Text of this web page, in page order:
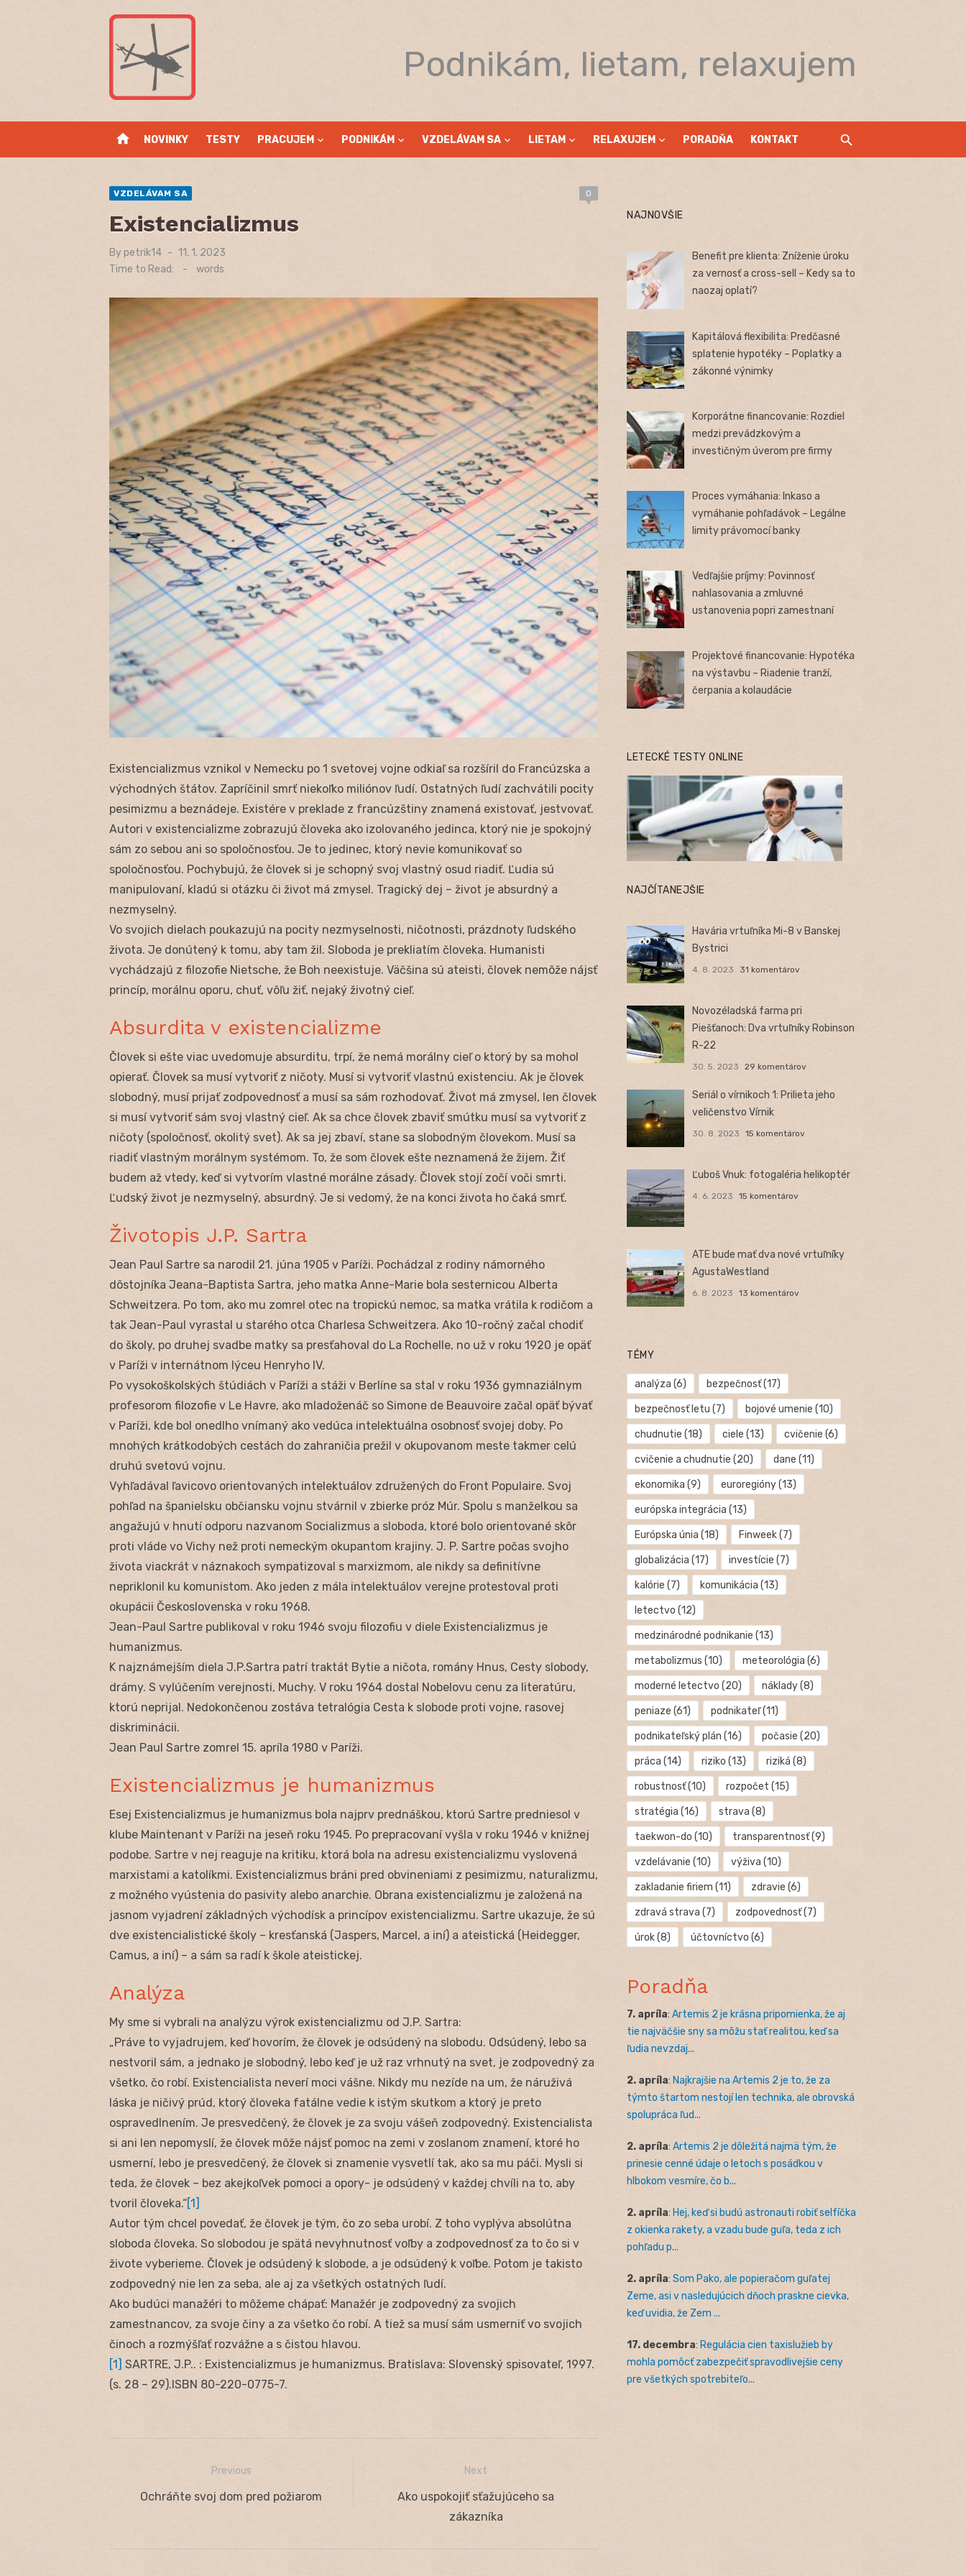
Podnikám, lietam, relaxujem
home NOVINKY TESTY PRACUJEM PODNIKÁM VZDELÁVAM SA LIETAM RELAXUJEM PORADŇA KONTAKT
VZDELÁVAM SA 0
Existencializmus
By petrik14
Posted
11. 1. 2023
Time to Read:
- words
Existencializmus vznikol v Nemecku po 1 svetovej vojne odkiaľ sa rozšíril do Francúzska a
východných štátov. Zapríčinil smrť niekoľko miliónov ľudí. Ostatných ľudí zachvátili pocity
pesimizmu a beznádeje. Existére v preklade z francúzštiny znamená existovať, jestvovať.
Autori v existencializme zobrazujú človeka ako izolovaného jedinca, ktorý nie je spokojný
sám zo sebou ani so spoločnosťou. Je to jedinec, ktorý nevie komunikovať so
spoločnosťou. Pochybujú, že človek si je schopný svoj vlastný osud riadiť. Ľudia sú
manipulovaní, kladú si otázku či život má zmysel. Tragický dej – život je absurdný a
nezmyselný.
Vo svojich dielach poukazujú na pocity nezmyselnosti, ničotnosti, prázdnoty ľudského
života. Je donútený k tomu, aby tam žil. Sloboda je prekliatím človeka. Humanisti
vychádzajú z filozofie Nietsche, že Boh neexistuje. Väčšina sú ateisti, človek nemôže nájsť
princíp, morálnu oporu, chuť, vôľu žiť, nejaký životný cieľ.
Absurdita v existencializme
Človek si ešte viac uvedomuje absurditu, trpí, že nemá morálny cieľ o ktorý by sa mohol
opierať. Človek sa musí vytvoriť z ničoty. Musí si vytvoriť vlastnú existenciu. Ak je človek
slobodný, musí prijať zodpovednosť a musí sa sám rozhodovať. Život má zmysel, len človek
si musí vytvoriť sám svoj vlastný cieľ. Ak sa chce človek zbaviť smútku musí sa vytvoriť z
ničoty (spoločnosť, okolitý svet). Ak sa jej zbaví, stane sa slobodným človekom. Musí sa
riadiť vlastným morálnym systémom. To, že som človek ešte neznamená že žijem. Žiť
budem až vtedy, keď si vytvorím vlastné morálne zásady. Človek stojí zočí voči smrti.
Ľudský život je nezmyselný, absurdný. Je si vedomý, že na konci života ho čaká smrť.
Životopis J.P. Sartra
Jean Paul Sartre sa narodil 21. júna 1905 v Paríži. Pochádzal z rodiny námorného
dôstojníka Jeana-Baptista Sartra, jeho matka Anne-Marie bola sesternicou Alberta
Schweitzera. Po tom, ako mu zomrel otec na tropickú nemoc, sa matka vrátila k rodičom a
tak Jean-Paul vyrastal u starého otca Charlesa Schweitzera. Ako 10-ročný začal chodiť
do školy, po druhej svadbe matky sa presťahoval do La Rochelle, no už v roku 1920 je opäť
v Paríži v internátnom lýceu Henryho IV.
Po vysokoškolských štúdiách v Paríži a stáži v Berlíne sa stal v roku 1936 gymnaziálnym
profesorom filozofie v Le Havre, ako mladoženáč so Simone de Beauvoire začal opäť bývať
v Paríži, kde bol onedlho vnímaný ako vedúca intelektuálna osobnosť svojej doby. Po
mnohých krátkodobých cestách do zahraničia prežil v okupovanom meste takmer celú
druhú svetovú vojnu.
Vyhľadával ľavicovo orientovaných intelektuálov združených do Front Populaire. Svoj
pohľad na španielsku občiansku vojnu stvárnil v zbierke próz Múr. Spolu s manželkou sa
angažujú v hnutí odporu nazvanom Socializmus a sloboda, ktoré bolo orientované skôr
proti vláde vo Vichy než proti nemeckým okupantom krajiny. J. P. Sartre počas svojho
života viackrát v náznakoch sympatizoval s marxizmom, ale nikdy sa definitívne
nepriklonil ku komunistom. Ako jeden z mála intelektuálov verejne protestoval proti
okupácii Československa v roku 1968.
Jean-Paul Sartre publikoval v roku 1946 svoju filozofiu v diele Existencializmus je
humanizmus.
K najznámejším diela J.P.Sartra patrí traktát Bytie a ničota, romány Hnus, Cesty slobody,
drámy. S vylúčením verejnosti, Muchy. V roku 1964 dostal Nobelovu cenu za literatúru,
ktorú neprijal. Nedokončenou zostáva tetralógia Cesta k slobode proti vojne, rasovej
diskriminácii.
Jean Paul Sartre zomrel 15. apríla 1980 v Paríži.
Existencializmus je humanizmus
Esej Existencializmus je humanizmus bola najprv prednáškou, ktorú Sartre predniesol v
klube Maintenant v Paríži na jeseň roku 1945. Po prepracovaní vyšla v roku 1946 v knižnej
podobe. Sartre v nej reaguje na kritiku, ktorá bola na adresu existencializmu vyslovená
marxistami a katolíkmi. Existencializmus bráni pred obvineniami z pesimizmu, naturalizmu,
z možného vyústenia do pasivity alebo anarchie. Obrana existencializmu je založená na
jasnom vyjadrení základných východísk a princípov existencializmu. Sartre ukazuje, že sú
dve existencialistické školy – kresťanská (Jaspers, Marcel, a iní) a ateistická (Heidegger,
Camus, a iní) – a sám sa radí k škole ateistickej.
Analýza
My sme si vybrali na analýzu výrok existencializmu od J.P. Sartra:
„Práve to vyjadrujem, keď hovorím, že človek je odsúdený na slobodu. Odsúdený, lebo sa
nestvoril sám, a jednako je slobodný, lebo keď je už raz vrhnutý na svet, je zodpovedný za
všetko, čo robí. Existencialista neverí moci vášne. Nikdy mu nezíde na um, že náruživá
láska je ničivý prúd, ktorý človeka fatálne vedie k istým skutkom a ktorý je preto
ospravedlnením. Je presvedčený, že človek je za svoju vášeň zodpovedný. Existencialista
si ani len nepomyslí, že človek môže nájsť pomoc na zemi v zoslanom znamení, ktoré ho
usmerní, lebo je presvedčený, že človek si znamenie vysvetlí tak, ako sa mu páči. Mysli si
teda, že človek – bez akejkoľvek pomoci a opory- je odsúdený v každej chvíli na to, aby
tvoril človeka.“[1]
Autor tým chcel povedať, že človek je tým, čo zo seba urobí. Z toho vyplýva absolútna
sloboda človeka. So slobodou je spätá nevyhnutnosť voľby a zodpovednosť za to čo si v
živote vyberieme. Človek je odsúdený k slobode, a je odsúdený k voľbe. Potom je takisto
zodpovedný nie len za seba, ale aj za všetkých ostatných ľudí.
Ako budúci manažéri to môžeme chápať: Manažér je zodpovedný za svojich
zamestnancov, za svoje činy a za všetko čo robí. A tiež sa musí sám usmerniť vo svojich
činoch a rozmýšľať rozvážne a s čistou hlavou.
[1] SARTRE, J.P.. : Existencializmus je humanizmus. Bratislava: Slovenský spisovateľ, 1997.
(s. 28 – 29).ISBN 80-220-0775-7.
Navigácia
Previous
Previous
Ochráňte svoj dom pred požiarom
Next
NextAko uspokojiť sťažujúceho sa
zákazníka
NAJNOVŠIE
Benefit pre klienta: Zníženie úroku
za vernosť a cross-sell – Kedy sa to
naozaj oplatí?
Kapitálová flexibilita: Predčasné
splatenie hypotéky – Poplatky a
zákonné výnimky
Korporátne financovanie: Rozdiel
medzi prevádzkovým a
investičným úverom pre firmy
Proces vymáhania: Inkaso a
vymáhanie pohľadávok – Legálne
limity právomocí banky
Vedľajšie príjmy: Povinnosť
nahlasovania a zmluvné
ustanovenia popri zamestnaní
Projektové financovanie: Hypotéka
na výstavbu – Riadenie tranží,
čerpania a kolaudácie
LETECKÉ TESTY ONLINE
NAJČÍTANEJŠIE
Havária vrtuľníka Mi-8 v Banskej
Bystrici
4. 8. 2023 31 komentárov
Novozéladská farma pri
Piešťanoch: Dva vrtuľníky Robinson
R-22
30. 5. 2023 29 komentárov
Seriál o vírnikoch 1: Prilieta jeho
veličenstvo Vírnik
30. 8. 2023 15 komentárov
Ľuboš Vnuk: fotogaléria helikoptér
4. 6. 2023 15 komentárov
ATE bude mať dva nové vrtuľníky
AgustaWestland
6. 8. 2023 13 komentárov
TÉMY
analýza (6) bezpečnosť(17)
bezpečnosť letu (7) bojové umenie (10)
chudnutie (18) ciele (13) cvičenie (6)
cvičenie a chudnutie (20) dane (11)
ekonomika (9) euroregióny(13)
európska integrácia (13)
Európska únia (18) Finweek(7)
globalizácia (17) investície (7)
kalórie (7) komunikácia (13)
letectvo (12)
medzinárodné podnikanie (13)
metabolizmus (10) meteorológia (6)
moderné letectvo (20) náklady(8)
peniaze (61) podnikateľ(11)
podnikateľský plán (16) počasie (20)
práca (14) riziko (13) riziká (8)
robustnosť(10) rozpočet (15)
stratégia (16) strava (8)
taekwon-do (10) transparentnosť(9)
vzdelávanie (10) výživa (10)
zakladanie firiem (11) zdravie (6)
zdravá strava (7) zodpovednosť(7)
úrok(8) účtovníctvo (6)
Poradňa
7. apríla: Artemis 2 je krásna pripomienka, že aj
tie najväčšie sny sa môžu stať realitou, keď sa
ľudia nevzdaj...
2. apríla: Najkrajšie na Artemis 2 je to, že za
týmto štartom nestojí len technika, ale obrovská
spolupráca ľud...
2. apríla: Artemis 2 je dôležitá najmä tým, že
prinesie cenné údaje o letoch s posádkou v
hlbokom vesmíre, čo b...
2. apríla: Hej, keď si budú astronauti robiť selfíčka
z okienka rakety, a vzadu bude guľa, teda z ich
pohľadu p...
2. apríla: Som Pako, ale popieračom guľatej
Zeme, asi v nasledujúcich dňoch praskne cievka,
keď uvidia, že Zem ...
17. decembra: Regulácia cien taxislužieb by
mohla pomôcť zabezpečiť spravodlivejšie ceny
pre všetkých spotrebiteľo...